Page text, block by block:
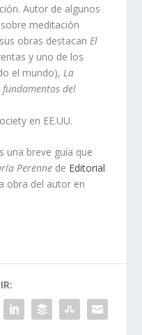
Autor de algunos
meditación
obras destacanEl
y uno de los
el mundo),La
del
en EE.UU.
una breve guía que
Perenne de Editorial
obra del autor en